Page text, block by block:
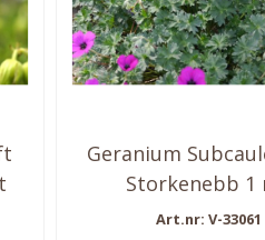
Geranium
Storkenebb 1
Art.nr: V-33061